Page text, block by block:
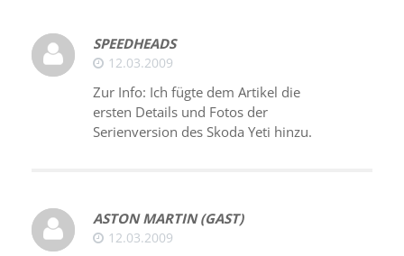
SPEEDHEADS
12.03.2009
Zur Info: Ich fügte dem Artikel die
ersten Details und Fotos der
Serienversion des Skoda Yeti hinzu.
ASTON MARTIN (GAST)
12.03.2009